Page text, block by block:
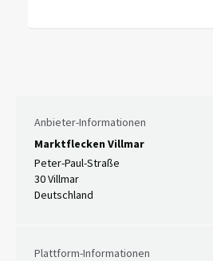
Anbieter-Informationen
Marktflecken Villmar
Peter-Paul-Straße
30 Villmar
Deutschland
Plattform-Informationen